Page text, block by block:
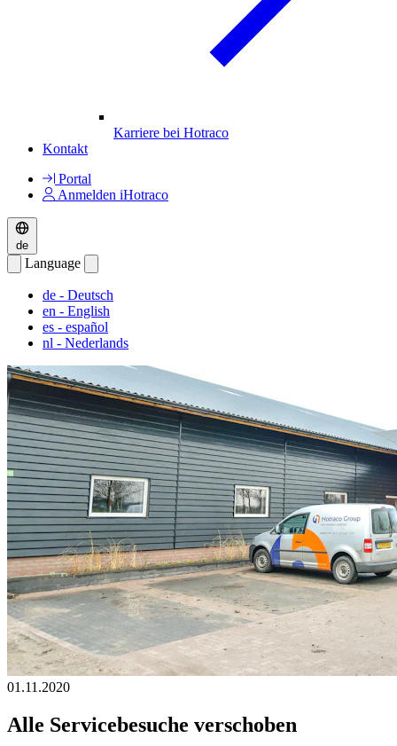
Karriere bei Hotraco
Kontakt
Portal
Anmelden iHotraco
de
Language
de - Deutsch
en - English
es - español
nl - Nederlands
01.11.2020
Alle Servicebesuche verschoben